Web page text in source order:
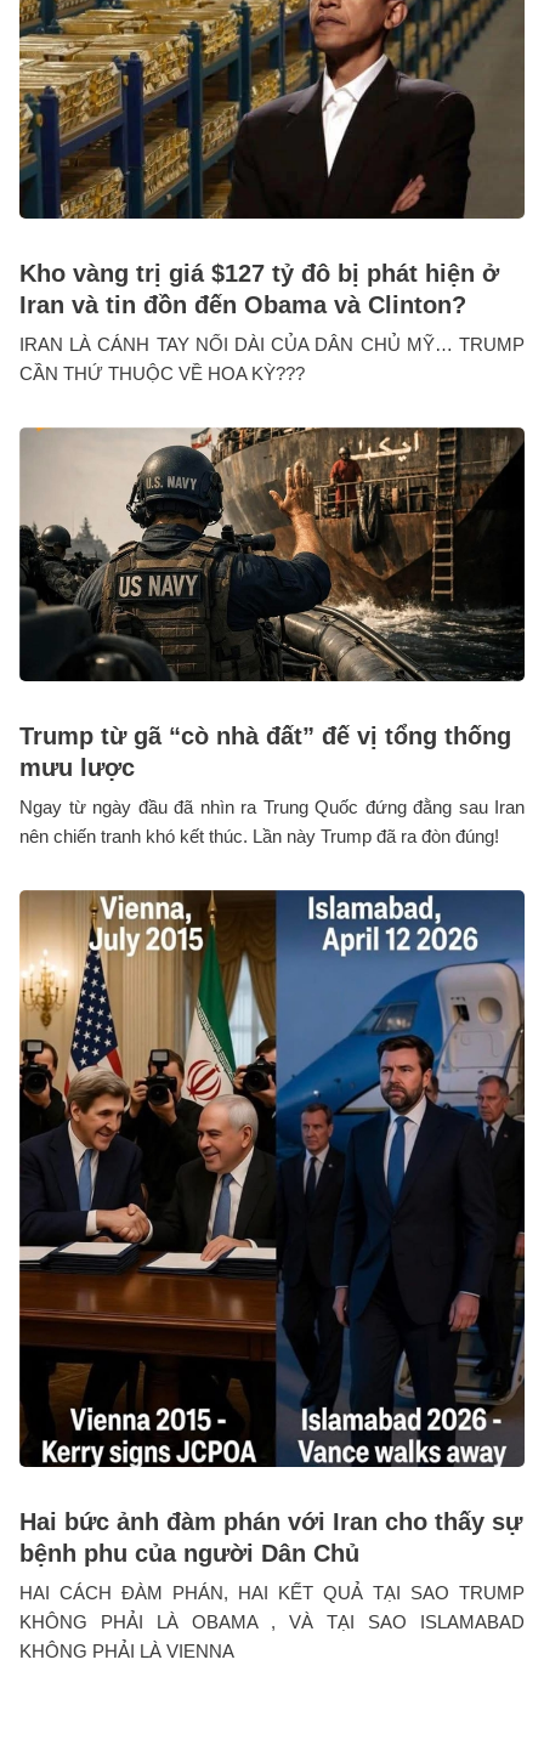
Kho vàng trị giá $127 tỷ đô bị phát hiện ở
Iran và tin đồn đến Obama và Clinton?
IRAN LÀ CÁNH TAY NỐI DÀI CỦA DÂN CHỦ MỸ… TRUMP
CẦN THỨ THUỘC VỀ HOA KỲ???
Trump từ gã “cò nhà đất” đế vị tổng thống
mưu lược
Ngay từ ngày đầu đã nhìn ra Trung Quốc đứng đằng sau Iran
nên chiến tranh khó kết thúc. Lần này Trump đã ra đòn đúng!
Hai bức ảnh đàm phán với Iran cho thấy sự
bệnh phu của người Dân Chủ
HAI CÁCH ĐÀM PHÁN, HAI KẾT QUẢ TẠI SAO TRUMP
KHÔNG PHẢI LÀ OBAMA , VÀ TẠI SAO ISLAMABAD
KHÔNG PHẢI LÀ VIENNA